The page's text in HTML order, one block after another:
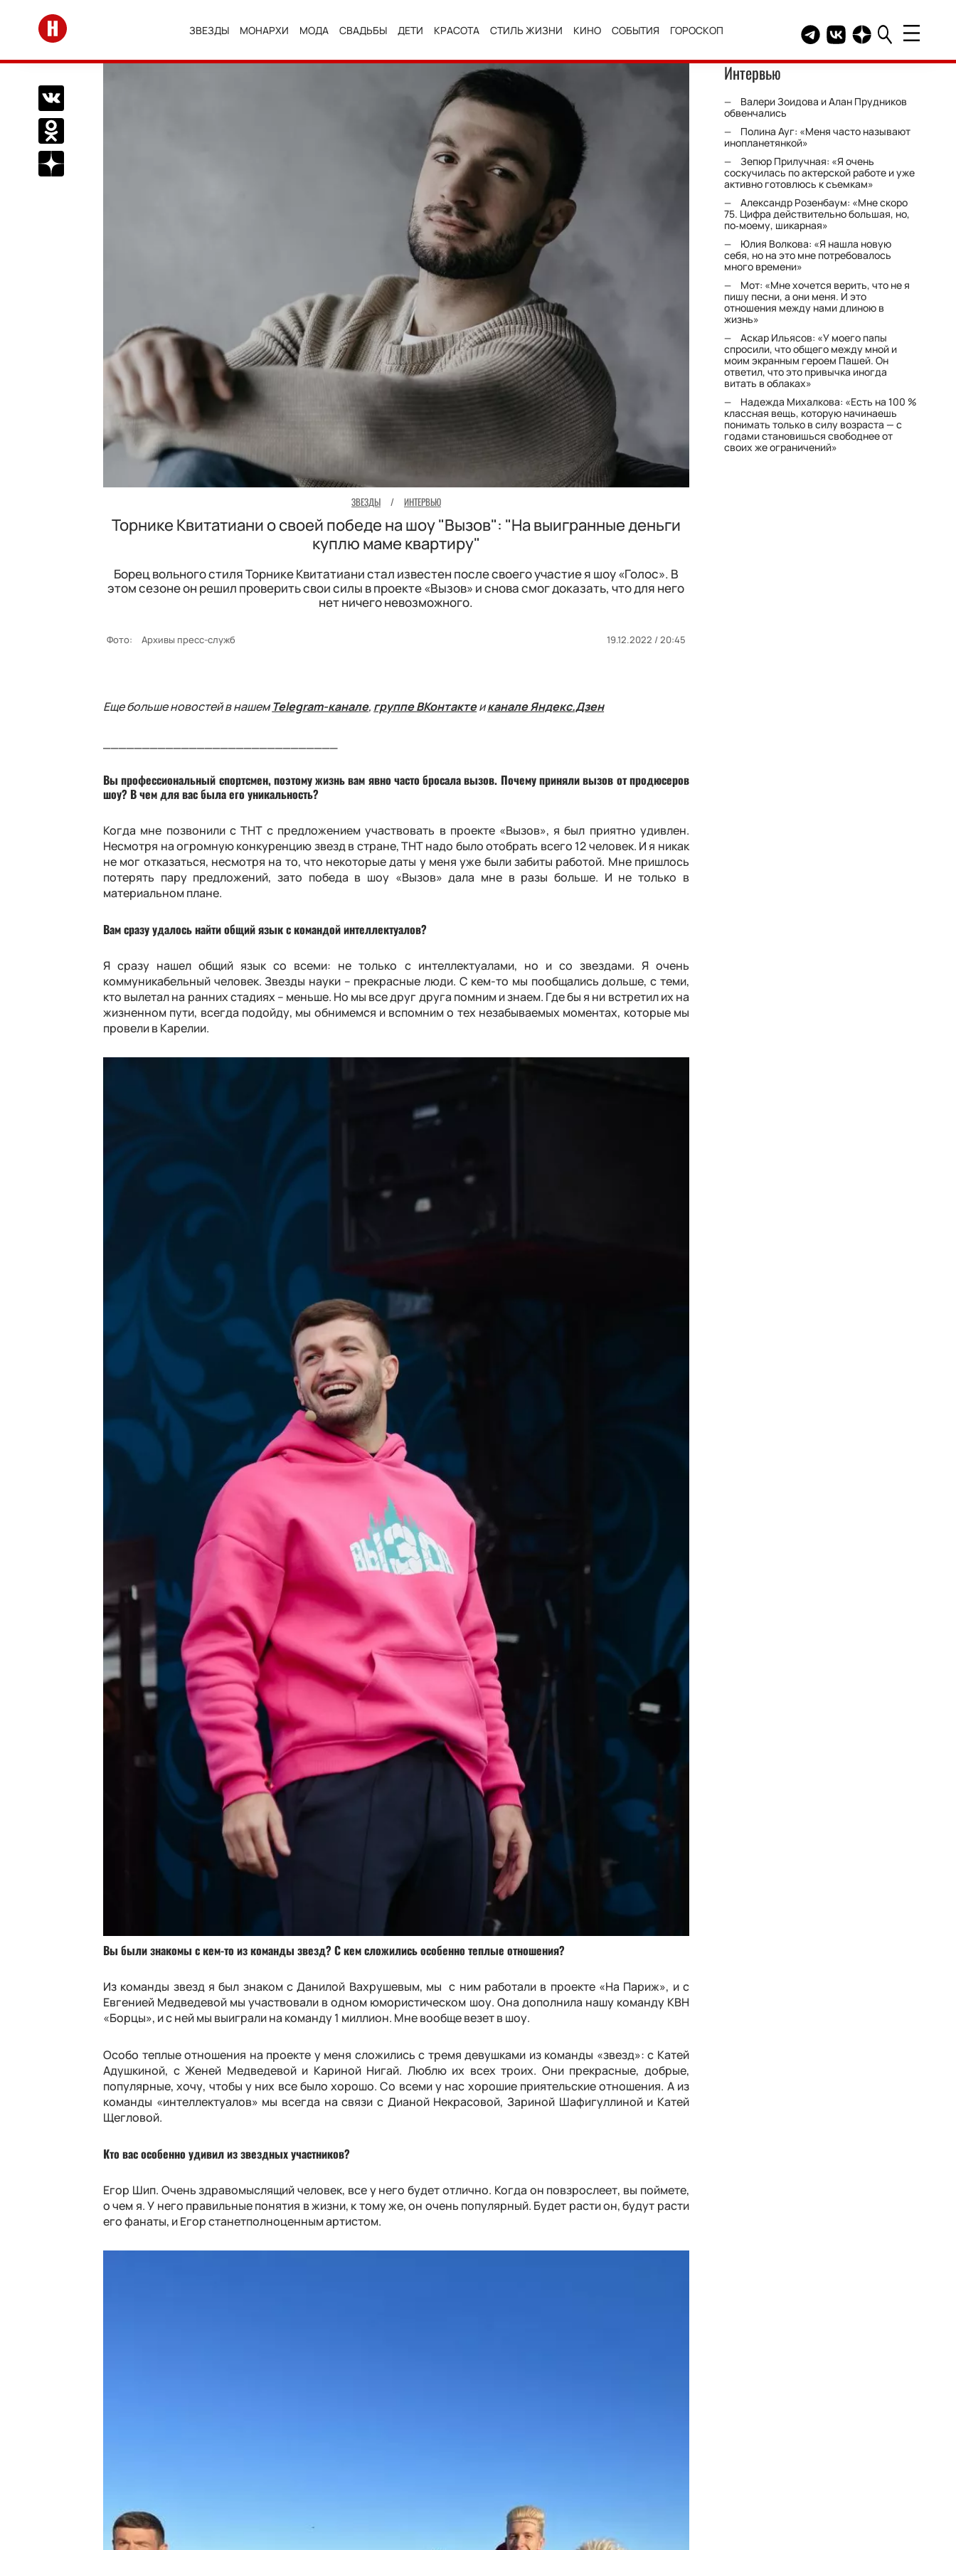
Перейти на главную
ЗВЕЗДЫ МОНАРХИ МОДА СВАДЬБЫ ДЕТИ КРАСОТА СТИЛЬ ЖИЗНИ КИНО СОБЫТИЯ ГОРОСКОП Telegram канал HELLO
Группа HELLO
Канал HELLO в
Поделиться Вконтакте
Поделиться в Одноклассниках
Подписаться на нас в Дзен
ЗВЕЗДЫ / ИНТЕРВЬЮ
Торнике Квитатиани о своей победе на шоу "Вызов": "На выигранные деньги
куплю маме квартиру"
Борец вольного стиля Торнике Квитатиани стал известен после своего участие я шоу «Голос». В
этом сезоне он решил проверить свои силы в проекте «Вызов» и снова смог доказать, что для него
нет ничего невозможного.
Фото: Архивы пресс-служб 19.12.2022 / 20:45
Еще больше новостей в нашемTelegram-канале, группе ВКонтактеиканале Яндекс.Дзен
Вы профессиональный спортсмен, поэтому жизнь вам явно часто бросала вызов. Почему приняли вызов от продюсеров
шоу? В чем для вас была его уникальность?
Когда мне позвонили с ТНТ с предложением участвовать в проекте «Вызов», я был приятно удивлен.
Несмотря на огромную конкуренцию звезд в стране, ТНТ надо было отобрать всего 12 человек. И я никак
не мог отказаться, несмотря на то, что некоторые даты у меня уже были забиты работой. Мне пришлось
потерять пару предложений, зато победа в шоу «Вызов» дала мне в разы больше. И не только в
материальном плане.
Вам сразу удалось найти общий язык с командой интеллектуалов?
Я сразу нашел общий язык со всеми: не только с интеллектуалами, но и со звездами. Я очень
коммуникабельный человек. Звезды науки – прекрасные люди. С кем-то мы пообщались дольше, с теми,
кто вылетал на ранних стадиях – меньше. Но мы все друг друга помним и знаем. Где бы я ни встретил их на
жизненном пути, всегда подойду, мы обнимемся и вспомним о тех незабываемых моментах, которые мы
провели в Карелии.
Вы были знакомы с кем-то из команды звезд? С кем сложились особенно теплые отношения?
Из команды звезд я был знаком с Данилой Вахрушевым, мы с ним работали в проекте «На Париж», и с
Евгенией Медведевой мы участвовали в одном юмористическом шоу. Она дополнила нашу команду КВН
«Борцы», и с ней мы выиграли на команду 1 миллион. Мне вообще везет в шоу.
Особо теплые отношения на проекте у меня сложились с тремя девушками из команды «звезд»: с Катей
Адушкиной, с Женей Медведевой и Кариной Нигай. Люблю их всех троих. Они прекрасные, добрые,
популярные, хочу, чтобы у них все было хорошо. Со всеми у нас хорошие приятельские отношения. А из
команды «интеллектуалов» мы всегда на связи с Дианой Некрасовой, Зариной Шафигуллиной и Катей
Щегловой.
Кто вас особенно удивил из звездных участников?
Егор Шип. Очень здравомыслящий человек, все у него будет отлично. Когда он повзрослеет, вы поймете,
о чем я. У него правильные понятия вжизни, к тому же, он очень популярный. Будет расти он, будут расти
его фанаты, и Егорстанетполноценным артистом.
Интервью
Валери Зоидова и Алан Прудников
обвенчались
Полина Ауг: «Меня часто называют
инопланетянкой»
Зепюр Прилучная: «Я очень
соскучилась по актерской работе и уже
активно готовлюсь к съемкам»
Александр Розенбаум: «Мне скоро
75. Цифра действительно большая, но,
по‑моему, шикарная»
Юлия Волкова: «Я нашла новую
себя, но на это мне потребовалось
много времени»
Мот: «Мне хочется верить, что не я
пишу песни, а они меня. И это
отношения между нами длиною в
жизнь»
Аскар Ильясов: «У моего папы
спросили, что общего между мной и
моим экранным героем Пашей. Он
ответил, что это привычка иногда
витать в облаках»
Надежда Михалкова: «Есть на 100 %
классная вещь, которую начинаешь
понимать только в силу возраста — с
годами становишься свободнее от
своих же ограничений»